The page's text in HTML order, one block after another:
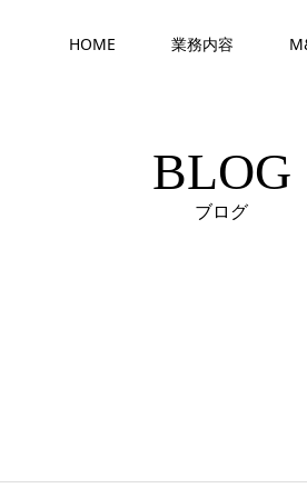
HOME 業務内容
BLOG
ブログ